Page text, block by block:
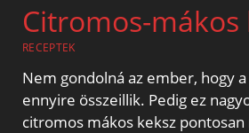
Citromos-mákos
RECEPTEK
Nem gondolná az ember, hogy
ennyire összeillik. Pedig ez
citromos mákos keksz